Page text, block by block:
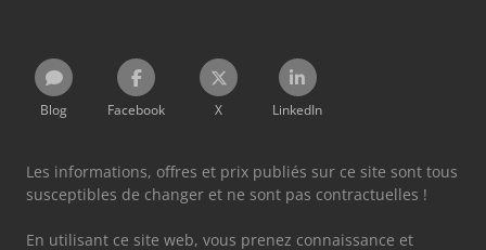
Blog Facebook X LinkedIn
Les informations, offres et prix publiés sur ce site sont tous
susceptibles de changer et ne sont pas contractuelles !
En utilisant ce site web, vous prenez connaissance et